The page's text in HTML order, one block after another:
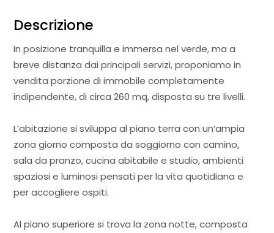
Descrizione
In posizione tranquilla e immersa nel verde, ma a
breve distanza dai principali servizi, proponiamo in
vendita porzione di immobile completamente
indipendente, di circa 260 mq, disposta su tre livelli.
L’abitazione si sviluppa al piano terra con un’ampia
zona giorno composta da soggiorno con camino,
sala da pranzo, cucina abitabile e studio, ambienti
spaziosi e luminosi pensati per la vita quotidiana e
per accogliere ospiti.
Al piano superiore si trova la zona notte, composta